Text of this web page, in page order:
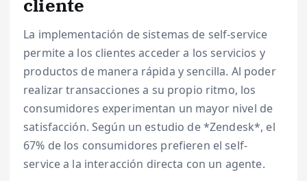
cliente
La implementación de sistemas de self-service
permite a los clientes acceder a los servicios y
productos de manera rápida y sencilla. Al poder
realizar transacciones a su propio ritmo, los
consumidores experimentan un mayor nivel de
satisfacción. Según un estudio de *Zendesk*, el
67% de los consumidores prefieren el self-
service a la interacción directa con un agente.